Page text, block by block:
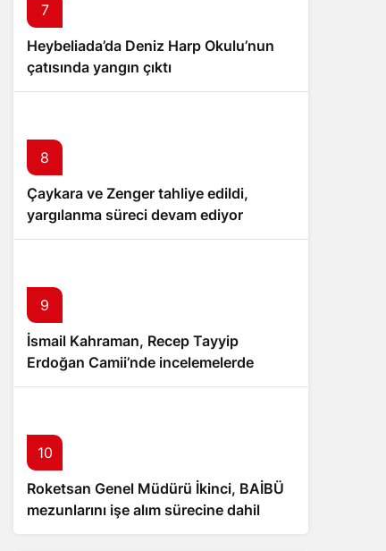
7
Heybeliada’da Deniz Harp Okulu’nun
çatısında yangın çıktı
8
Çaykara ve Zenger tahliye edildi,
yargılanma süreci devam ediyor
9
İsmail Kahraman, Recep Tayyip
Erdoğan Camii’nde incelemelerde
bulundu
10
Roketsan Genel Müdürü İkinci, BAİBÜ
mezunlarını işe alım sürecine dahil